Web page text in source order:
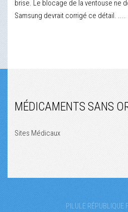
brise. Le blocage de la ventouse ne
Samsung devrait corrigé ce détail. ....
MÉDICAMENTS SANS
Sites Médicaux
PILULE RÉPUBLIQUE